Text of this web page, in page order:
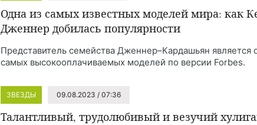
Одна из самых известных моделей мира: как
Дженнер добилась популярности
Представитель семейства Дженнер–Кардашьян является
самых высокооплачиваемых моделей по версии Forbes.
ЗВЕЗДЫ 09.08.2023 / 07:36
Талантливый, трудолюбивый и везучий